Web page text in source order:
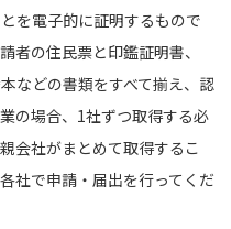
を電子的に証明するもので
者の住民票と印鑑証明書、
などの書類をすべて揃え、認
の場合、1社ずつ取得する必
会社がまとめて取得するこ
社で申請・届出を行ってくだ